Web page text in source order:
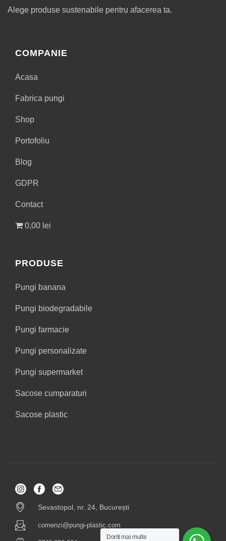
Alege produse sustenabile pentru afacerea ta.
COMPANIE
Acasa
Fabrica pungi
Shop
Portofoliu
Blog
GDPR
Contact
0,00 lei
PRODUSE
Pungi banana
Pungi biodegradabile
Pungi farmacie
Pungi personalizate
Pungi supermarket
Sacose cumparaturi
Sacose plastic
Sevastopol, nr. 24, București
comenzi@pungi-plastic.com
Doriti mai multe